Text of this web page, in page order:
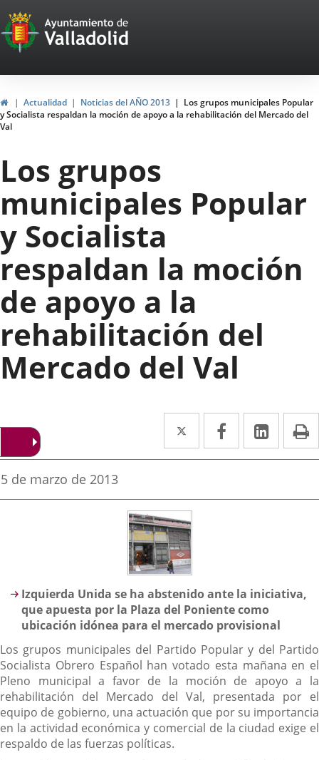
Portal
Web
del
Ayuntamiento
de
Valladolid
HomeActualidad Noticias del AÑO 2013
Los grupos municipales Popular
y Socialista respaldan la moción de apoyo a la rehabilitación del Mercado del
Val
Los grupos
municipales Popular
y Socialista
respaldan la moción
de apoyo a la
rehabilitación del
Mercado del Val
Twitter
Enlace
a
aplicación
externa.
Facebook
Enlace
a
aplicación
Enlace
a
Fecha
la
5 de marzo de 2013
Descripción
Izquierda Unida se ha abstenido ante la iniciativa,
que apuesta por la Plaza del Poniente como
ubicación idónea para el mercado provisional
Los grupos municipales del Partido Popular y del Partido
Socialista Obrero Español han votado esta mañana en el
Pleno municipal a favor de la moción de apoyo a la
rehabilitación del Mercado del Val, presentada por el
equipo de gobierno, una actuación que por su importancia
en la actividad económica y comercial de la ciudad exige el
respaldo de las fuerzas políticas.